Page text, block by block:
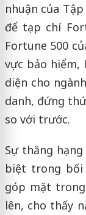
nhuận của
để tạp chí
Fortune 500
vực bảo hiểm,
diện cho
danh, đứng
so với trước.
Sự thăng
biệt trong bối
góp mặt
lên, cho thấy